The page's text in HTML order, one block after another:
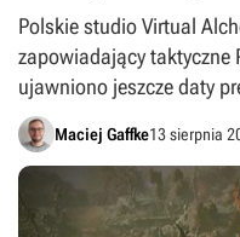
Polskie studio Virtual
zapowiadający taktyczne
ujawniono jeszcze daty
Maciej Gaffke13 sierpnia